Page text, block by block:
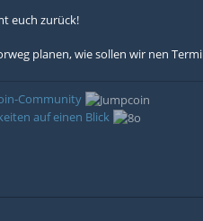
euch zurück!
planen, wie sollen wir nen
Community
auf einen Blick